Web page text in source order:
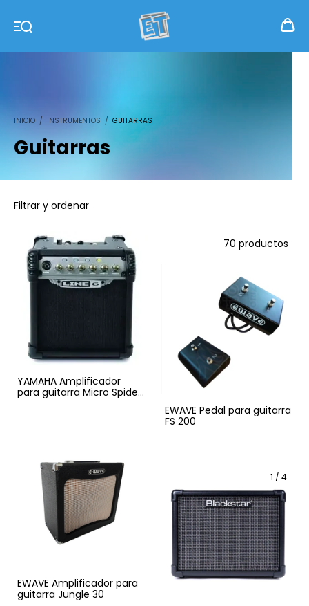
INICIO / INSTRUMENTOS / GUITARRAS
Guitarras
Filtrar y ordenar
70 productos
YAMAHA Amplificador
para guitarra Micro Spider
EWAVE Pedal para guitarra
FS 200
EWAVE Amplificador para
guitarra Jungle 30
1 / 4